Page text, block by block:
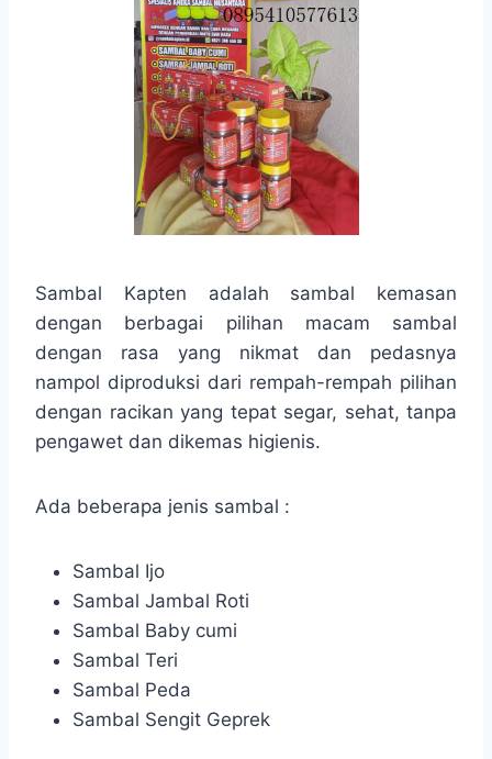
Sambal Kapten adalah sambal kemasan
dengan berbagai pilihan macam sambal
dengan rasa yang nikmat dan pedasnya
nampol diproduksi dari rempah-rempah pilihan
dengan racikan yang tepat segar, sehat, tanpa
pengawet dan dikemas higienis.
Ada beberapa jenis sambal :
Sambal Ijo
Sambal Jambal Roti
Sambal Baby cumi
Sambal Teri
Sambal Peda
Sambal Sengit Geprek